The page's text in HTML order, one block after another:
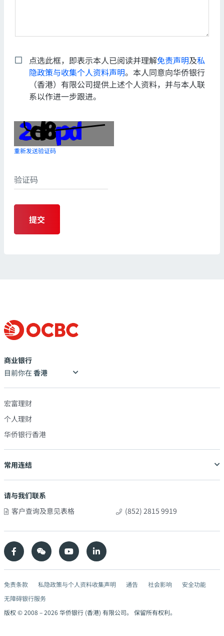
点选此框，即表示本人已阅读并理解免责声明及私
隐政策与收集个人资料声明。本人同意向华侨银行
（香港）有限公司提供上述个人资料，并与本人联
系以作进一步跟进。
重新发送验证码
提交
商业银行
目前你在
宏富理财
个人理财
华侨银行香港
常用连结
请与我们联系
客户查询及意见表格
(852) 2815 9919
免责条款 私隐政策与个人资料收集声明 通告 社会影响
安全功能
无障碍银行服务
版权 © 2008 –2026 华侨银行 (香港) 有限公司。 保留所有权利。